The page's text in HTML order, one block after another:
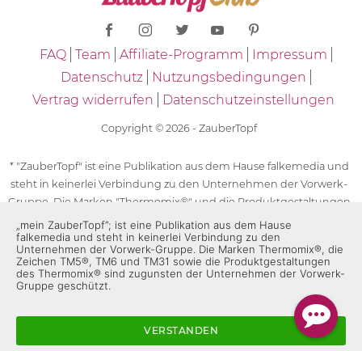
FAQ Team Affiliate-Programm
Impressum
Datenschutz
Nutzungsbedingungen
Vertrag widerrufen
Datenschutzeinstellungen
Copyright © 2026 - ZauberTopf
* "ZauberTopf" ist eine Publikation aus dem Hause falkemedia und
steht in keinerlei Verbindung zu den Unternehmen der Vorwerk-
Gruppe. Die Marken "Thermomix®" und die Produktgestaltungen
des "Thermomix®" sind eingetragene Marken der Unternehmen
der Vorwerk-Gruppe. Die Marken Thermomix®, die Zeichen TM5®,
TM6 und TM31 sowie die Produktgestaltungen des Thermomix®
sind zugunsten der Unternehmen der Vorwerk-Gruppe
geschützt. Für die Rezeptangaben in "ZauberTopf" ist
„mein ZauberTopf”; ist eine Publikation aus dem Hause
falkemedia und steht in keinerlei Verbindung zu den
Unternehmen der Vorwerk-Gruppe. Die Marken Thermomix®, die
Zeichen TM5®, TM6 und TM31 sowie die Produktgestaltungen
des Thermomix® sind zugunsten der Unternehmen der Vorwerk-
Gruppe geschützt.
VERSTANDEN